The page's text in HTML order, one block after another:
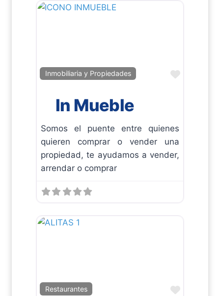
Inmobiliaria y Propiedades Favorito
In Mueble
Somos el puente entre quienes
quieren comprar o vender una
propiedad, te ayudamos a vender,
arrendar o comprar
Restaurantes Favorito